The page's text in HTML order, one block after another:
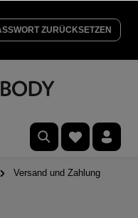
ZURÜCKSETZEN
Versand und Zahlung